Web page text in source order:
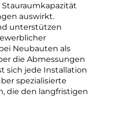
auswirkt.
unterstützen
Neubauten als
die Abmessungen
sich jede Installation
spezialisierte
die den langfristigen